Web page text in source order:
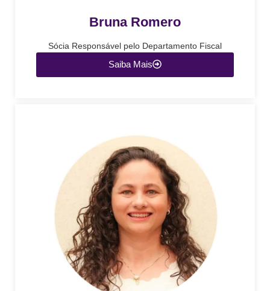
Bruna Romero
Sócia Responsável pelo Departamento Fiscal
Saiba Mais